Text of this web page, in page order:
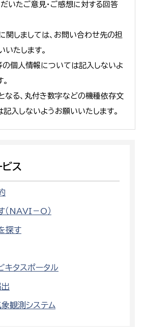
いたご意見・ご感想に対する回答
関しましては、お問い合わせ先の担
たします。
個人情報については記入しないよ
る、丸付き数字などの機種依存文
入しないようお願いいたします。
ス
（NAVI－O）
探す
キタスポータル
出
観測システム